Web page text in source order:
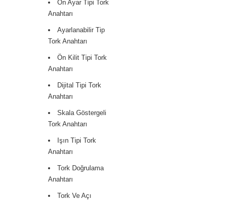
Ön Ayar Tipi Tork
Anahtarı
Ayarlanabilir Tip
Tork Anahtarı
Ön Kilit Tipi Tork
Anahtarı
Dijital Tipi Tork
Anahtarı
Skala Göstergeli
Tork Anahtarı
Işın Tipi Tork
Anahtarı
Tork Doğrulama
Anahtarı
Tork Ve Açı